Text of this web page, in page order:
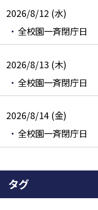
2026/8/12 (水)
全校園一斉閉庁日
2026/8/13 (木)
全校園一斉閉庁日
2026/8/14 (金)
全校園一斉閉庁日
タグ